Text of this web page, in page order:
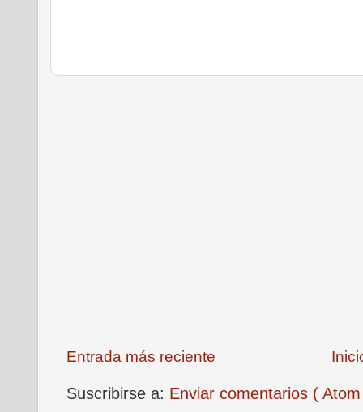
Entrada más reciente
Suscribirse a: Enviar comentarios (